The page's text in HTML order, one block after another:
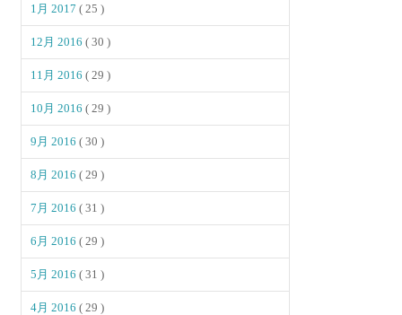
1月 2017( 25 )
12月 2016( 30 )
11月 2016( 29 )
10月 2016( 29 )
9月 2016( 30 )
8月 2016( 29 )
7月 2016( 31 )
6月 2016( 29 )
5月 2016( 31 )
4月 2016( 29 )